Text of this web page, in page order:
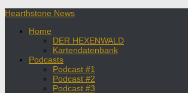
Hearthstone News
Home
DER HEXENWALD
Kartendatenbank
Podcasts
Podcast #1
Podcast #2
Podcast #3